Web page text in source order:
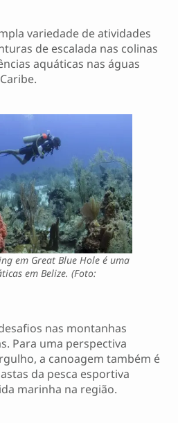
variedade de atividades
de escalada nas colinas
aquáticas nas águas
em Great Blue Hole é uma
em Belize. (Foto:
nas montanhas
Para uma perspectiva
a canoagem também é
da pesca esportiva
marinha na região.